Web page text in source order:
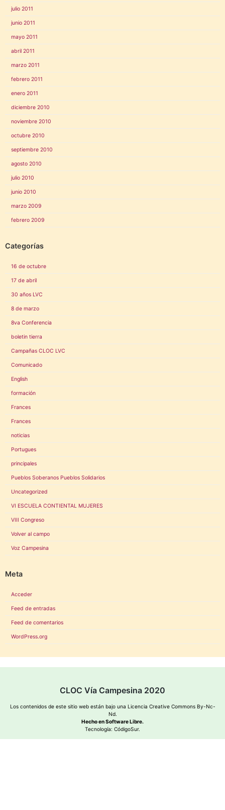
julio 2011
junio 2011
mayo 2011
abril 2011
marzo 2011
febrero 2011
enero 2011
diciembre 2010
noviembre 2010
octubre 2010
septiembre 2010
agosto 2010
julio 2010
junio 2010
marzo 2009
febrero 2009
Categorías
16 de octubre
17 de abril
30 años LVC
8 de marzo
8va Conferencia
boletin tierra
Campañas CLOC LVC
Comunicado
English
formación
Frances
Frances
noticias
Portugues
principales
Pueblos Soberanos Pueblos Solidarios
Uncategorized
VI ESCUELA CONTIENTAL MUJERES
VIII Congreso
Volver al campo
Voz Campesina
Meta
Acceder
Feed de entradas
Feed de comentarios
WordPress.org
CLOC Vía Campesina 2020
Los contenidos de este sitio web están bajo una Licencia Creative Commons By-Nc-
Nd.
Hecho en Software Libre.
Tecnología: CódigoSur.